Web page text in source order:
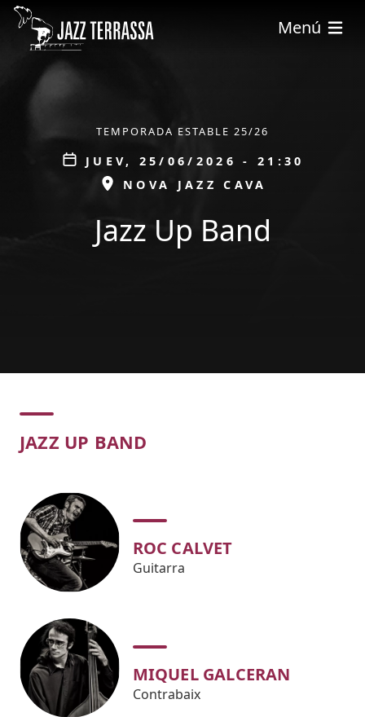
Pasar al contenido principal
Menú
TEMPORADA ESTABLE 25/26
Data
JUEV, 25/06/2026 - 21:30
ESPAI
NOVA JAZZ CAVA
Jazz Up Band
Concert
JAZZ UP BAND
ROC CALVET
Guitarra
MIQUEL GALCERAN
Contrabaix